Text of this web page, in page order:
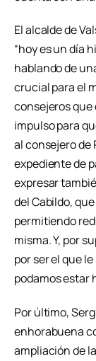
El alcalde de
“hoy es un día
hablando de
crucial para el
consejeros que
impulso para
al consejero de
expediente de
expresar
del Cabildo,
permitiendo
misma. Y, por
por ser el que
podamos estar
Por último,
enhorabuena
ampliación de